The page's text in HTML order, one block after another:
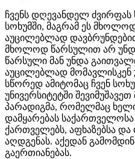
ჩვენს დღევანდელ ძვირფას
სოხუმში, მაგრამ ეს
აუცილებლად
მხოლოდ წარსულით არ
წარსული მან უნდა
აუცილებლად მომავლისკენ
სწორედ ამიტომაც ჩვენ
უნივერსიტეტში
პარადიგმა, რომელმაც
დამყარებას საქართველოსა
ქართველებს, აფხაზებსა
აღდგენას. აქედან
გაერთიანებას.